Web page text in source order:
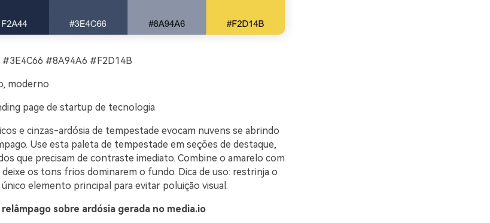
#8A94A6 #F2D14B
moderno
page de startup de tecnologia
e cinzas-ardósia de tempestade evocam nuvens se abrindo
Use esta paleta de tempestade em seções de destaque,
que precisam de contraste imediato. Combine o amarelo com
os tons frios dominarem o fundo. Dica de uso: restrinja o
elemento principal para evitar poluição visual.
sobre ardósia gerada no media.io